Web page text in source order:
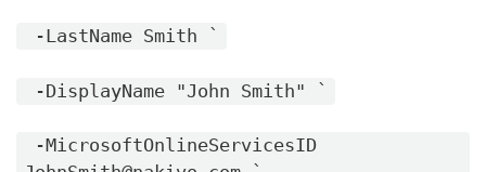
-LastName Smith `
-DisplayName "John Smith" `
-MicrosoftOnlineServicesID